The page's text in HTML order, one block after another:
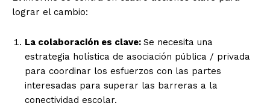
lograr el cambio:
La colaboración es clave: Se necesita una
estrategia holística de asociación pública / privada
para coordinar los esfuerzos con las partes
interesadas para superar las barreras a la
conectividad escolar.